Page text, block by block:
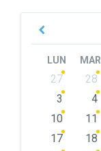
Previous
LUN MAR
Skip
calendar
27 28
3
4
10
11
17
18